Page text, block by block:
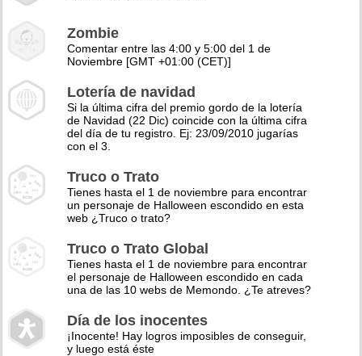
Zombie
Comentar entre las 4:00 y 5:00 del 1 de
Noviembre [GMT +01:00 (CET)]
Lotería de navidad
Si la última cifra del premio gordo de la lotería
de Navidad (22 Dic) coincide con la última cifra
del día de tu registro. Ej: 23/09/2010 jugarías
con el 3.
Truco o Trato
Tienes hasta el 1 de noviembre para encontrar
un personaje de Halloween escondido en esta
web ¿Truco o trato?
Truco o Trato Global
Tienes hasta el 1 de noviembre para encontrar
el personaje de Halloween escondido en cada
una de las 10 webs de Memondo. ¿Te atreves?
Día de los inocentes
¡Inocente! Hay logros imposibles de conseguir,
y luego está éste